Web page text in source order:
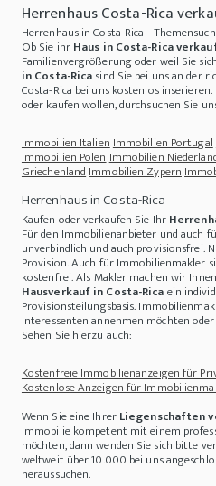
4 Auswanderer Ziele innerhalb Europas
Herrenhaus Costa-Rica
Herrenhaus in Costa-Rica -
Ob Sie ihrHaus in Costa-Rica
Familienvergrößerung oder weil Sie
in Costa-Ricasind Sie bei uns an der
Costa-Rica bei uns kostenlos
oder kaufen wollen, durchsuchen Sie
Immobilien ItalienImmobilien Portugal
Immobilien PolenImmobilien
GriechenlandImmobilien Zypern
Herrenhaus in Costa-Rica
Kaufen oder verkaufen Sie Ihr
Für den Immobilienanbieter und auch
unverbindlich und auch provisionsfrei.
Provision. Auch für Immobilienmakler
kostenfrei. Als Makler machen wir
Hausverkauf in Costa-Ricaein
Provisionsteilungsbasis.
Interessenten annehmen möchten
Sehen Sie hierzu auch:
Kostenfreie Immobilienanzeigen für
Kostenlose Anzeigen für
Wenn Sie eine IhrerLiegenschaften
Immobilie kompetent mit einem
möchten, dann wenden Sie sich bitte
weltweit über 10.000 bei uns
heraussuchen.